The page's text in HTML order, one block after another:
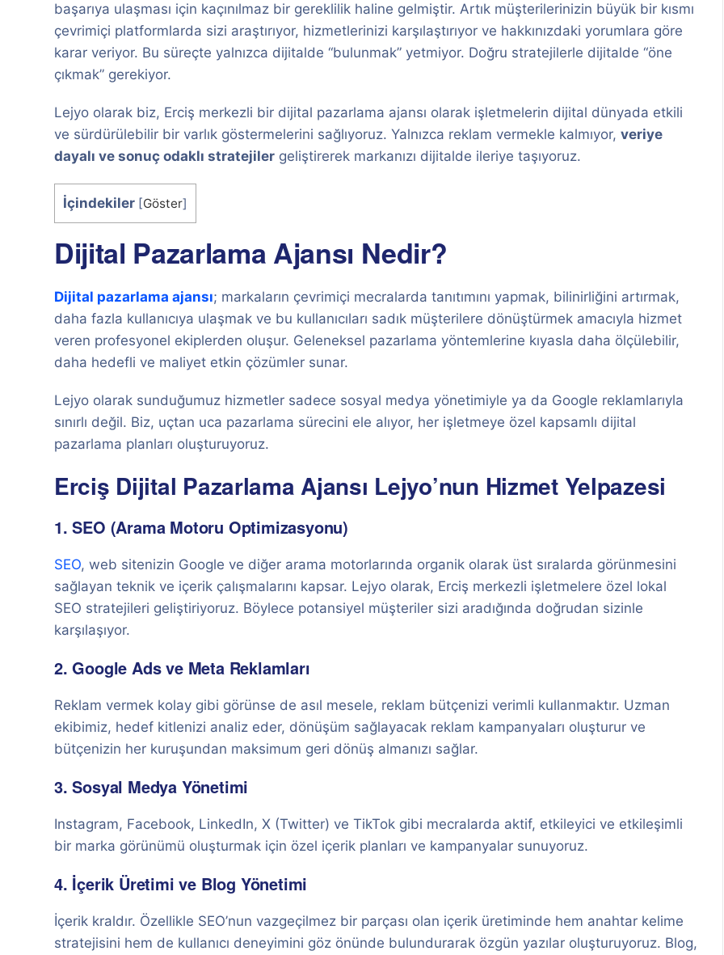
başarıya ulaşması için kaçınılmaz bir gereklilik haline gelmiştir. Artık müşterilerinizin büyük bir kısmı
çevrimiçi platformlarda sizi araştırıyor, hizmetlerinizi karşılaştırıyor ve hakkınızdaki yorumlara göre
karar veriyor. Bu süreçte yalnızca dijitalde “bulunmak” yetmiyor. Doğru stratejilerle dijitalde “öne
çıkmak” gerekiyor.
Lejyo olarak biz, Erciş merkezli bir dijital pazarlama ajansı olarak işletmelerin dijital dünyada etkili
ve sürdürülebilir bir varlık göstermelerini sağlıyoruz. Yalnızca reklam vermekle kalmıyor, veriye
dayalı ve sonuç odaklı stratejiler geliştirerek markanızı dijitalde ileriye taşıyoruz.
İçindekiler [Göster]
Dijital Pazarlama Ajansı Nedir?
Dijital pazarlama ajansı; markaların çevrimiçi mecralarda tanıtımını yapmak, bilinirliğini artırmak,
daha fazla kullanıcıya ulaşmak ve bu kullanıcıları sadık müşterilere dönüştürmek amacıyla hizmet
veren profesyonel ekiplerden oluşur. Geleneksel pazarlama yöntemlerine kıyasla daha ölçülebilir,
daha hedefli ve maliyet etkin çözümler sunar.
Lejyo olarak sunduğumuz hizmetler sadece sosyal medya yönetimiyle ya da Google reklamlarıyla
sınırlı değil. Biz, uçtan uca pazarlama sürecini ele alıyor, her işletmeye özel kapsamlı dijital
pazarlama planları oluşturuyoruz.
Erciş Dijital Pazarlama Ajansı Lejyo’nun Hizmet Yelpazesi
1. SEO (Arama Motoru Optimizasyonu)
SEO, web sitenizin Google ve diğer arama motorlarında organik olarak üst sıralarda görünmesini
sağlayan teknik ve içerik çalışmalarını kapsar. Lejyo olarak, Erciş merkezli işletmelere özel lokal
SEO stratejileri geliştiriyoruz. Böylece potansiyel müşteriler sizi aradığında doğrudan sizinle
karşılaşıyor.
2. Google Ads ve Meta Reklamları
Reklam vermek kolay gibi görünse de asıl mesele, reklam bütçenizi verimli kullanmaktır. Uzman
ekibimiz, hedef kitlenizi analiz eder, dönüşüm sağlayacak reklam kampanyaları oluşturur ve
bütçenizin her kuruşundan maksimum geri dönüş almanızı sağlar.
3. Sosyal Medya Yönetimi
Instagram, Facebook, LinkedIn, X (Twitter) ve TikTok gibi mecralarda aktif, etkileyici ve etkileşimli
bir marka görünümü oluşturmak için özel içerik planları ve kampanyalar sunuyoruz.
4. İçerik Üretimi ve Blog Yönetimi
İçerik kraldır. Özellikle SEO’nun vazgeçilmez bir parçası olan içerik üretiminde hem anahtar kelime
stratejisini hem de kullanıcı deneyimini göz önünde bulundurarak özgün yazılar oluşturuyoruz. Blog,